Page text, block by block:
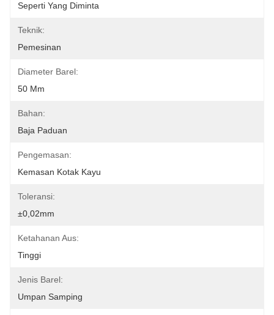
Seperti Yang Diminta
Teknik:
Pemesinan
Diameter Barel:
50 Mm
Bahan:
Baja Paduan
Pengemasan:
Kemasan Kotak Kayu
Toleransi:
±0,02mm
Ketahanan Aus:
Tinggi
Jenis Barel:
Umpan Samping